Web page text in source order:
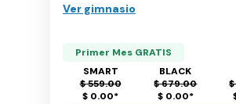
Ver gimnasio
Primer Mes GRATIS
SMART
$ 559.00
$ 0.00*
BLACK
$ 679.00
$ 0.00*